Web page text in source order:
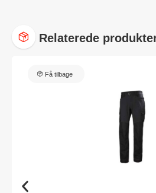
Relaterede
Få tilbage